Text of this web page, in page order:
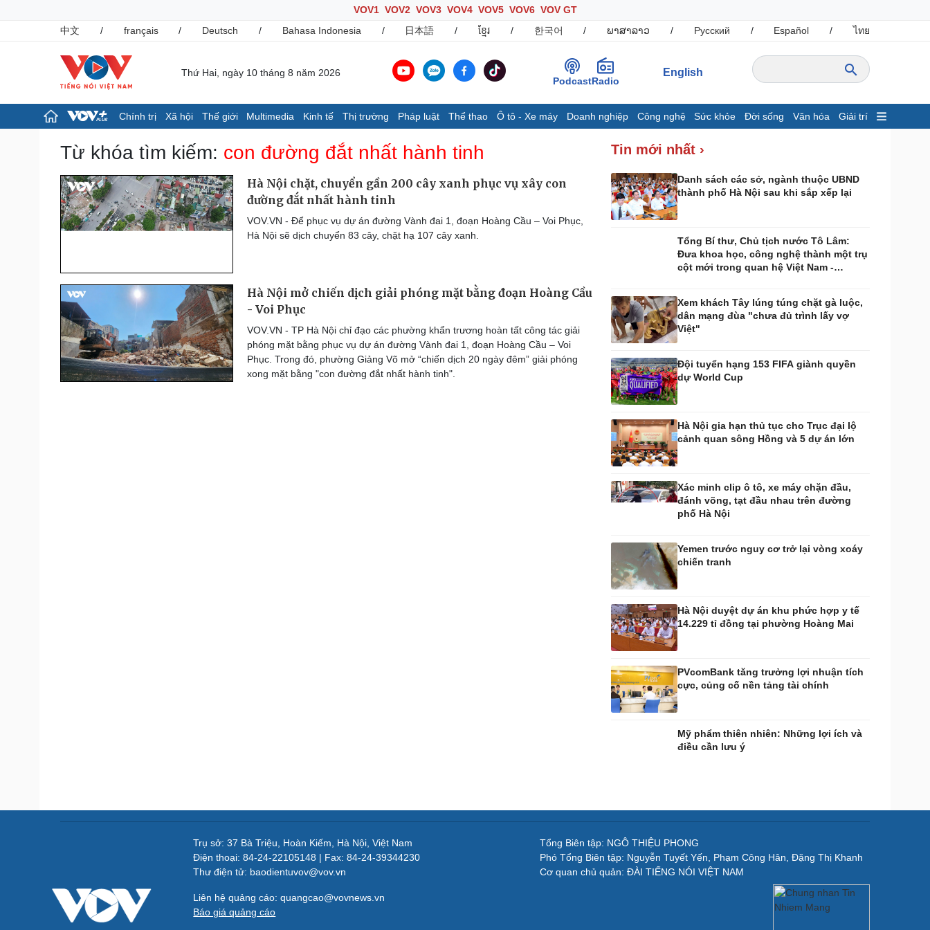
VOV1 VOV2 VOV3 VOV4 VOV5 VOV6 VOV GT
中文
/ français / Deutsch / Bahasa Indonesia / 日本語 / ខ្មែរ / 한국어 / ພາສາລາວ / Русский / Español / ไทย
Thứ Hai, ngày 10 tháng 8 năm 2026
PodcastRadio
English
Chính trị Xã hội Thế giới Multimedia Kinh tế Thị trường Pháp luật Thể thao Ô tô - Xe máy Doanh nghiệp Công nghệ Sức khỏe Đời sống Văn hóa Giải trí
Chính trị
Tổ chức nhân sự
Quốc hội
Nhận diện sự thật
Dự báo thời tiết
Giáo dục
Dấu ấn VOV
Việc làm
Thế giới
Cuộc sống đó đây
Hồ sơ
Multimedia
Video
E-Magazine
Kinh tế
Khởi nghiệp
Giá vàng
Tỷ giá
Giá cà phê
Tin nóng
Tư vấn luật
Bóng đá Việt Nam
Bóng đá quốc tế
Thế giới thể thao
Lịch thi đấu bóng đá
eSports
Hậu trường
Xe máy
Doanh nghiệp 24h
Trải nghiệm
Chuyển đổi số
Sức khỏe
Sản phụ khoa
Nhi khoa
Phòng mạch online
Quân sự - Quốc phòng
Vũ khí
Việt Nam
Phân tích
Từ khóa tìm kiếm: con đường đắt nhất hành tinh
Hà Nội chặt, chuyển gần 200 cây xanh phục vụ xây con
đường đắt nhất hành tinh
VOV.VN - Để phục vụ dự án đường Vành đai 1, đoạn Hoàng Cầu – Voi Phục,
Hà Nội sẽ dịch chuyển 83 cây, chặt hạ 107 cây xanh.
Hà Nội mở chiến dịch giải phóng mặt bằng đoạn Hoàng Cầu
- Voi Phục
VOV.VN - TP Hà Nội chỉ đạo các phường khẩn trương hoàn tất công tác giải
phóng mặt bằng phục vụ dự án đường Vành đai 1, đoạn Hoàng Cầu – Voi
Phục. Trong đó, phường Giảng Võ mở “chiến dịch 20 ngày đêm” giải phóng
xong mặt bằng "con đường đắt nhất hành tinh".
Tin mới nhất ›
Danh sách các sở, ngành thuộc UBND
thành phố Hà Nội sau khi sắp xếp lại
Tổng Bí thư, Chủ tịch nước Tô Lâm:
Đưa khoa học, công nghệ thành một trụ
cột mới trong quan hệ Việt Nam -
Xem khách Tây lúng túng chặt gà luộc,
dân mạng đùa "chưa đủ trình lấy vợ
Việt"
Đội tuyển hạng 153 FIFA giành quyền
dự World Cup
Hà Nội gia hạn thủ tục cho Trục đại lộ
cảnh quan sông Hồng và 5 dự án lớn
Xác minh clip ô tô, xe máy chặn đầu,
đánh võng, tạt đầu nhau trên đường
phố Hà Nội
Yemen trước nguy cơ trở lại vòng xoáy
chiến tranh
Hà Nội duyệt dự án khu phức hợp y tế
14.229 tỉ đồng tại phường Hoàng Mai
PVcomBank tăng trưởng lợi nhuận tích
cực, củng cố nền tảng tài chính
Mỹ phẩm thiên nhiên: Những lợi ích và
điều cần lưu ý
Trụ sở: 37 Bà Triệu, Hoàn Kiếm, Hà Nội, Việt Nam
Điện thoại: 84-24-22105148 | Fax: 84-24-39344230
Thư điện tử: baodientuvov@vov.vn
Liên hệ quảng cáo: quangcao@vovnews.vn
Báo giá quảng cáo
Tổng Biên tập: NGÔ THIỆU PHONG
Phó Tổng Biên tập: Nguyễn Tuyết Yến, Phạm Công Hân, Đặng Thị Khanh
Cơ quan chủ quản: ĐÀI TIẾNG NÓI VIỆT NAM